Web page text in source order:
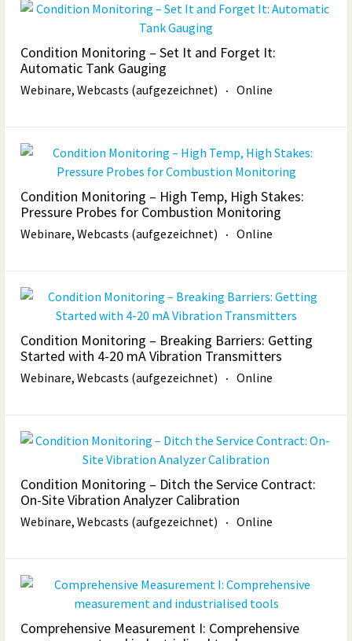
Condition Monitoring – Set It and Forget It:
Automatic Tank Gauging
Webinare, Webcasts (aufgezeichnet) Online
Condition Monitoring – High Temp, High Stakes:
Pressure Probes for Combustion Monitoring
Webinare, Webcasts (aufgezeichnet) Online
Condition Monitoring – Breaking Barriers: Getting
Started with 4-20 mA Vibration Transmitters
Webinare, Webcasts (aufgezeichnet) Online
Condition Monitoring – Ditch the Service Contract:
On-Site Vibration Analyzer Calibration
Webinare, Webcasts (aufgezeichnet) Online
Comprehensive Measurement I: Comprehensive